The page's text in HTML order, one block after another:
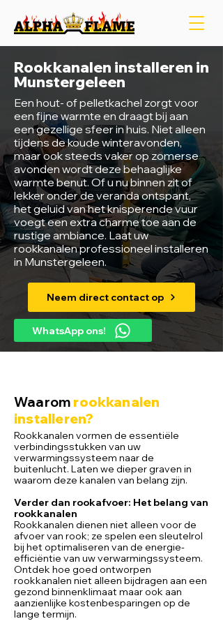
Rookkanalen installeren in
Munstergeleen
Een hout- of pelletkachel zorgt voor
een fijne warmte en draagt bij aan
een gezellige sfeer in huis. Niet alleen
tijdens de koude winteravonden,
maar ook steeds vaker op zomerse
avonden wordt deze behaaglijke
warmte benut. Of u nu binnen zit of
lekker onder de veranda ontspant,
het geluid van het knisperende vuur
voegt een extra charme toe aan de
rustige ambiance. Laat uw
rookkanalen professioneel installeren
in Munstergeleen.
Neem direct contact op
WhatsApp ons!
Waarom rookkanalen
installeren?
Rookkanalen vormen de essentiële
verbindingsstukken van uw
verwarmingssysteem naar de
buitenlucht. Laten we dieper graven in
waarom deze kanalen van belang zijn.
Verder dan rookafvoer: Het belang van
rookkanalen
Rookkanalen dienen niet alleen voor de
afvoer van rook; ze spelen een sleutelrol
bij het optimaliseren van de energie-
efficiëntie van uw verwarmingssysteem.
Ontdek hoe goed ontworpen
rookkanalen niet alleen bijdragen aan een
gezond binnenklimaat maar ook aan
aanzienlijke kostenbesparingen op de
lange termijn.